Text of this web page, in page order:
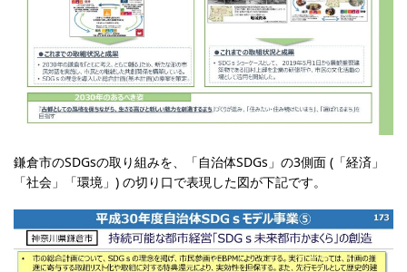
鎌倉市のSDGsの取り組みを、「自治体SDGs」の3側面 (「経済」
「社会」「環境」) の切り口で表現した図が下記です。